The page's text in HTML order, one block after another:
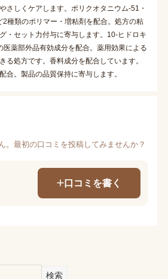
さしくケアします。ポリクオタニウム-51・
2種類のポリマー・増粘剤を配合。処方の粘
・セット力付与に寄与します。10-ヒドロキ
医薬部外品有効成分を配合。薬用効果による
る処方です。香料成分を配合しています。
合。製品の品質保持に寄与します。
。最初の口コミを投稿してみませんか？
口コミを書く
検索